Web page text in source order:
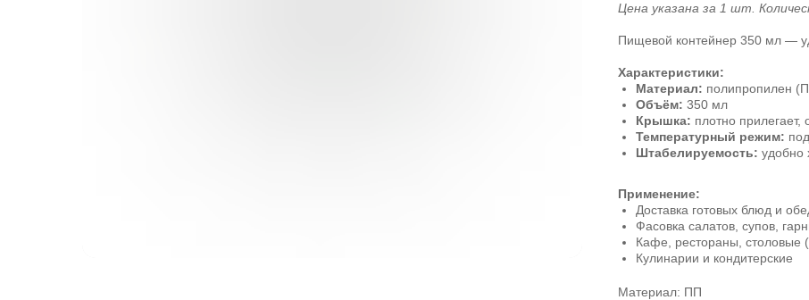
Цена указана за 1 шт.
Пищевой контейнер 350 мл —
Характеристики:
Материал: полипропилен
Объём: 350 мл
Крышка: плотно прилегает,
Температурный режим:
Штабелируемость: удобно
Применение:
Доставка готовых блюд и
Фасовка салатов, супов,
Кафе, рестораны, столовые
Кулинарии и кондитерские
Материал: ПП